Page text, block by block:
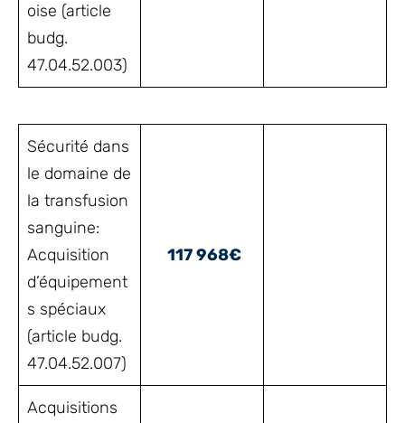
oise (article
budg.
47.04.52.003)
Sécurité dans
le domaine de
la transfusion
sanguine:
Acquisition
d’équipement
s spéciaux
(article budg.
47.04.52.007)
117 968€
Acquisitions